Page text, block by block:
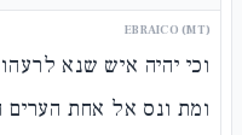
EBRAICO (MT)
וכי יהיה איש שנא
ומת ונס אל אחת הערים